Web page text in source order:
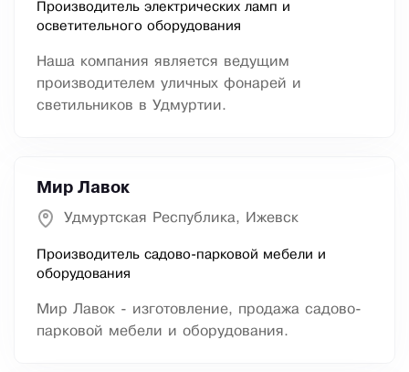
Производитель электрических ламп и
осветительного оборудования
Наша компания является ведущим
производителем уличных фонарей и
светильников в Удмуртии.
Мир Лавок
Удмуртская Республика, Ижевск
Производитель садово-парковой мебели и
оборудования
Мир Лавок - изготовление, продажа садово-
парковой мебели и оборудования.